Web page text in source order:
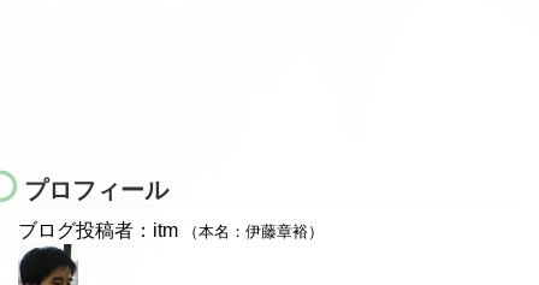
プロフィール
ブログ投稿者：itm （本名：伊藤章裕）